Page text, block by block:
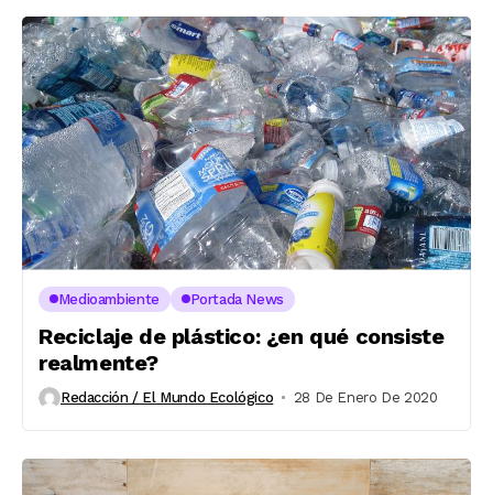
Medioambiente Portada News
Reciclaje de plástico: ¿en qué consiste
realmente?
Redacción / El Mundo Ecológico 28 De Enero De 2020